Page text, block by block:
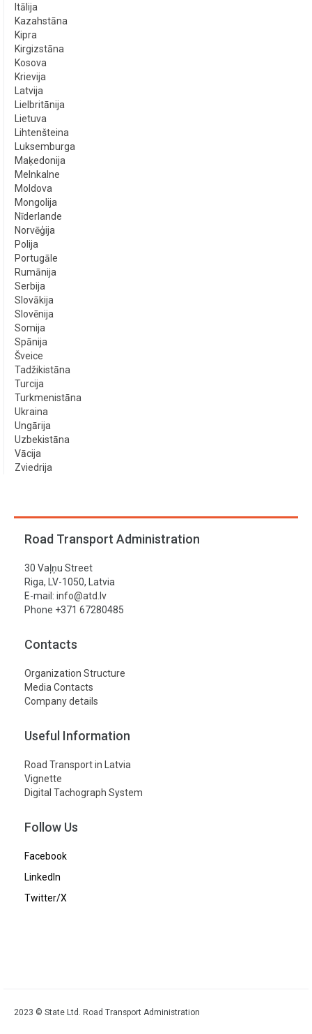
Itālija
Kazahstāna
Kipra
Kirgizstāna
Kosova
Krievija
Latvija
Lielbritānija
Lietuva
Lihtenšteina
Luksemburga
Maķedonija
Melnkalne
Moldova
Mongolija
Nīderlande
Norvēģija
Polija
Portugāle
Rumānija
Serbija
Slovākija
Slovēnija
Somija
Spānija
Šveice
Tadžikistāna
Turcija
Turkmenistāna
Ukraina
Ungārija
Uzbekistāna
Vācija
Zviedrija
Road Transport Administration
30 Vaļņu Street
Riga, LV-1050, Latvia
E-mail: info@atd.lv
Phone +371 67280485
Contacts
Organization Structure
Media Contacts
Company details
Useful Information
Road Transport in Latvia
Vignette
Digital Tachograph System
Follow Us
Facebook
LinkedIn
Twitter/X
2023 © State Ltd. Road Transport Administration